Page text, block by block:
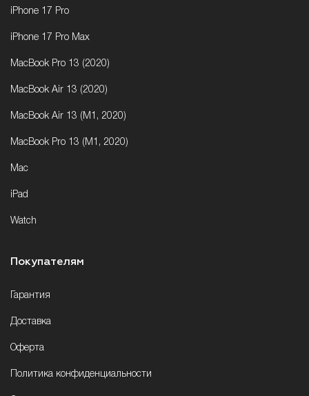
iPhone 17 Pro
iPhone 17 Pro Max
MacBook Pro 13 (2020)
MacBook Air 13 (2020)
MacBook Air 13 (M1, 2020)
MacBook Pro 13 (M1, 2020)
Mac
iPad
Watch
Покупателям
Гарантия
Доставка
Оферта
Политика конфиденциальности